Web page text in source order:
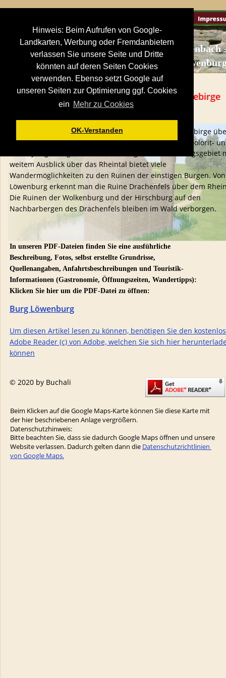
Hinweis: Beim Aufrufen von Google-
Landkarten, Werbung oder Fremdanbietern
verlassen Sie unsere Seite und Dritte
könnten auf deren Seiten Cookies
verwenden. Ebenso setzt Google auf
unseren Seiten zur Optimierung ggf. Cookies
ein Mehr zu Cookies
OK-Verstanden
Löwenburg- Ruine hoch über dem Siebengebirge
Südlich von Bonn erhebt sich das bewaldete Siebengebirge
dem westlich gelegenen Rheintal. Einige der Basalt-, Dolorit-
Trachtylkegel trugen einst stolze Burgen. Das Erholungsgebiet
weitem Ausblick über das Rheintal bietet viele
Wandermöglichkeiten zu den Ruinen der einstigen Burgen.
Löwenburg erkennt man die Ruine Drachenfels über dem
Die Ruinen der Wolkenburg und der Hirschburg auf den
Nachbarbergen des Drachenfels bleiben im Wald verborgen.
In unseren PDF-Dateien finden Sie eine ausführliche
Beschreibung, Fotos, selbst erstellte Grundrisse,
Quellenangaben, Anfahrtsbeschreibungen und Touristik-
Informationen (Gastronomie, Öffnungszeiten, Wandertipps):
Klicken Sie hier um die PDF-Datei zu öffnen:
Burg Löwenburg
Um diesen Artikel lesen zu können, benötigen Sie den
Adobe Reader (c) von Adobe, welchen Sie sich hier
können
© 2020 by Buchali
Königswinter-Ittenbach
Beim Klicken auf die Google Maps-Karte können Sie diese Karte mit
der hier beschriebenen Anlage vergrößern.
Datenschutzhinweis:
Bitte beachten Sie, dass sie dadurch Google Maps öffnen und unsere
Website verlassen. Dadurch gelten dann die Datenschutzrichtlinien
von Google Maps.